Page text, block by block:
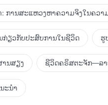
ຮືອນຂອງພຣະເຈົ້າກ່ອນ. ເມື່ອນັ້
ການສະແຫວງຫາຄວາມຈິງໃນຄວາ
ກ່ຽວກັບປະສົບການໃນຊີວິດ ຮູ
ານສຽງ ຊີວິດຄຣິສຕະຈັກ—ລາ
ະນໍາ